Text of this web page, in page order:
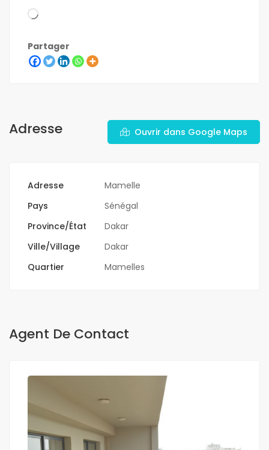
Partager
Adresse Ouvrir dans Google Maps
Adresse
Mamelle
Pays
Sénégal
Province/État
Dakar
Ville/Village
Dakar
Quartier
Mamelles
Agent De Contact